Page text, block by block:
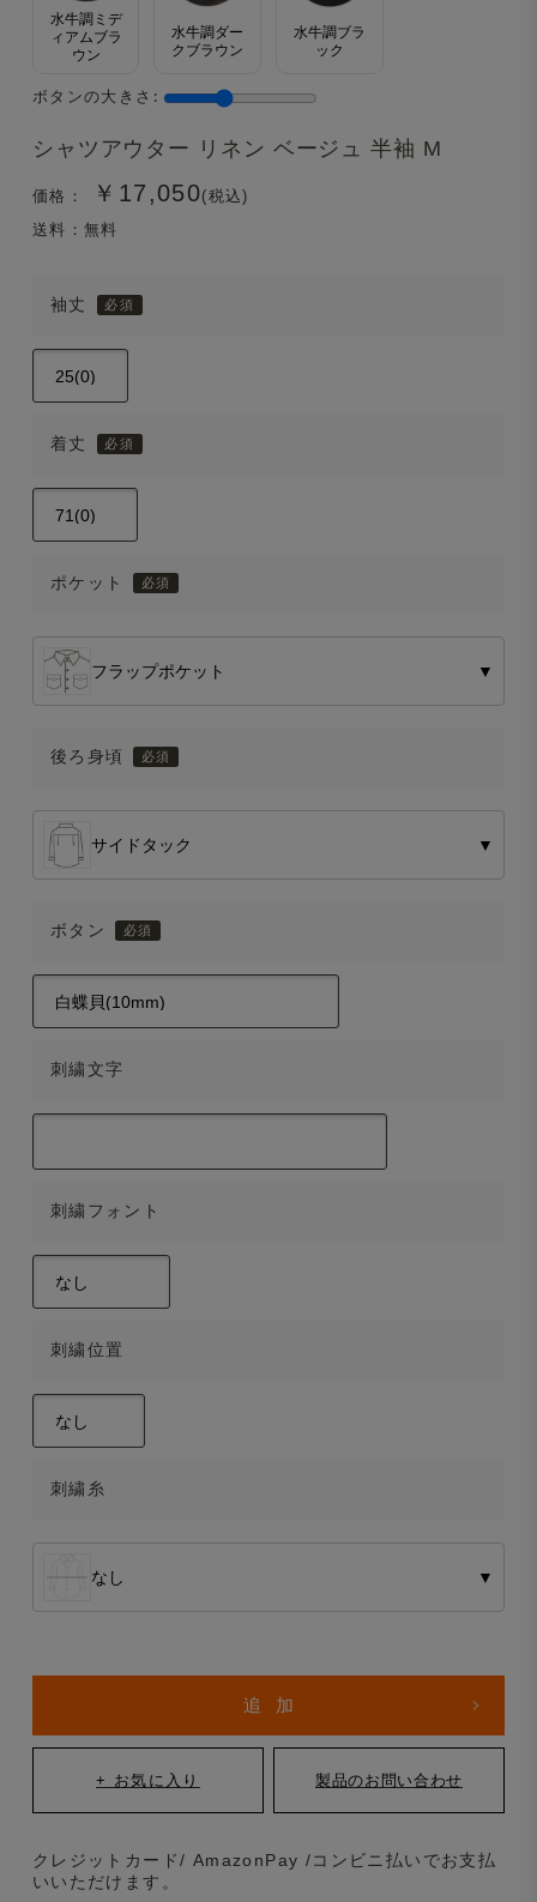
シャツアウター リネン ベージュ 半袖 M
価格： ￥17,050(税込)
送料：無料
袖丈
着丈
ポケット
フラップポケット ▼
後ろ身頃
サイドタック ▼
ボタン
刺繍文字
刺繍フォント
刺繍位置
刺繍糸
なし ▼
クレジットカード/ AmazonPay /コンビニ払いでお支払
いいただけます。
水牛調ミデ
ィアムブラ
ウン
水牛調ダー
クブラウン
水牛調ブラ
ック
ボタンの大きさ: